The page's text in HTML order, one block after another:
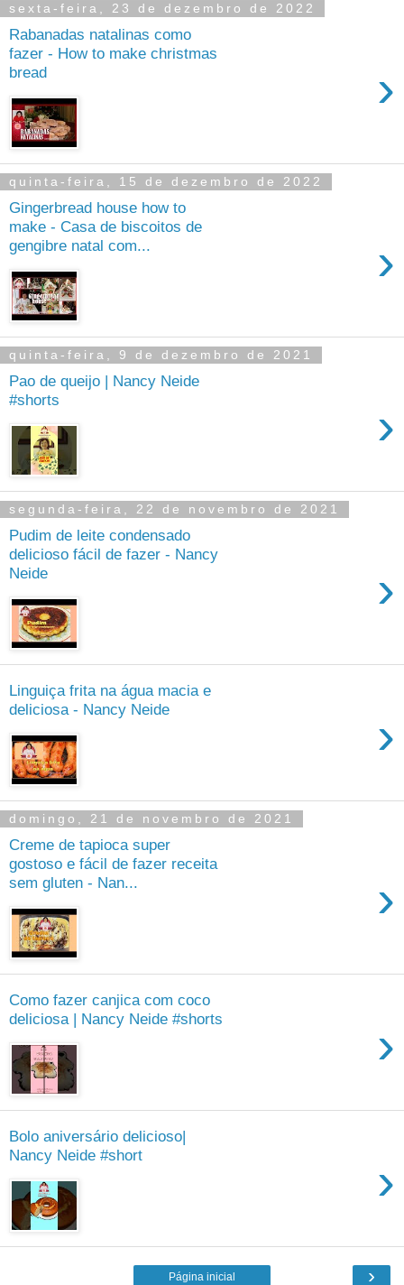
sexta-feira, 23 de dezembro de 2022
Rabanadas natalinas como
fazer - How to make christmas
bread
›
quinta-feira, 15 de dezembro de 2022
Gingerbread house how to
make - Casa de biscoitos de
gengibre natal com...
›
quinta-feira, 9 de dezembro de 2021
Pao de queijo | Nancy Neide
#shorts
›
segunda-feira, 22 de novembro de 2021
Pudim de leite condensado
delicioso fácil de fazer - Nancy
Neide
›
Linguiça frita na água macia e
deliciosa - Nancy Neide
›
domingo, 21 de novembro de 2021
Creme de tapioca super
gostoso e fácil de fazer receita
sem gluten - Nan...
›
Como fazer canjica com coco
deliciosa | Nancy Neide #shorts
›
Bolo aniversário delicioso|
Nancy Neide #short
›
›
Página inicial